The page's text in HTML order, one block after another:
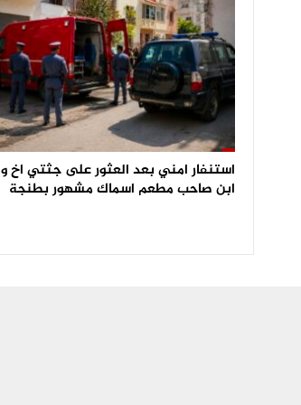
استنفار امني بعد العثور على جثتي اخ و
ابن صاحب مطعم اسماك مشهور بطنجة